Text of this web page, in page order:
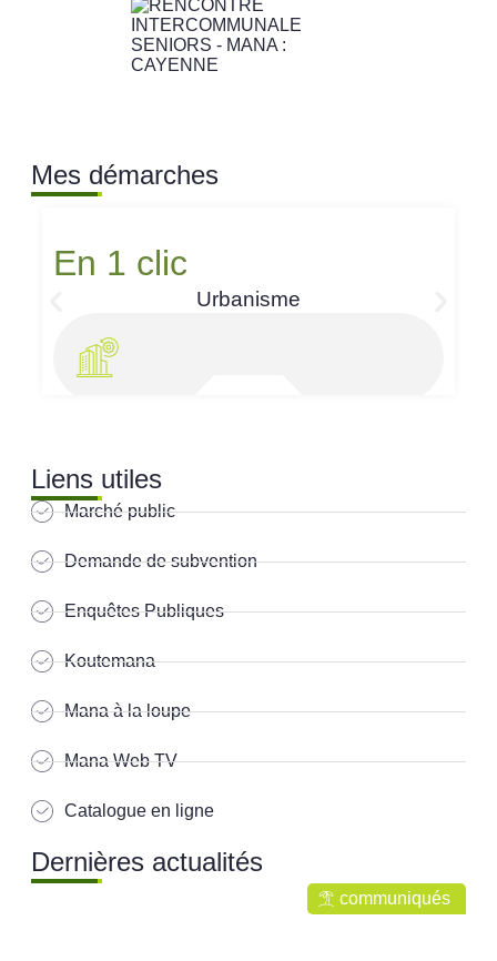
Mes démarches
En 1 clic
Urbanisme
Liens utiles
Marché public
Demande de subvention
Enquêtes Publiques
Koutemana
Mana à la loupe
Mana Web TV
Catalogue en ligne
Dernières actualités
communiqués